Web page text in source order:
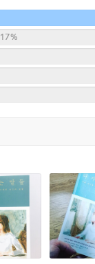
은유는 자신의 부
계로 들어가면
부족해서 생기는
일이 잘될 때도
자리에 있는 사람
’ ‘문장을 훔치
17%